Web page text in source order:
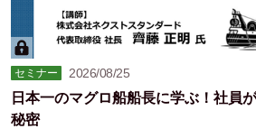
セミナー 2026/08/25
日本一のマグロ船船長に学ぶ！社員
秘密